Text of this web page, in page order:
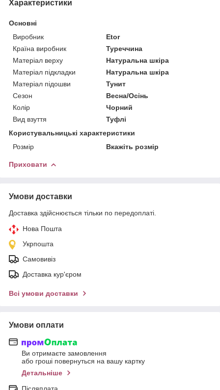
Характеристики
Основні
Виробник
Etor
Країна виробник
Туреччина
Матеріал верху
Натуральна шкіра
Матеріал підкладки
Натуральна шкіра
Матеріал підошви
Тунит
Сезон
Весна/Осінь
Колір
Чорний
Вид взуття
Туфлі
Користувальницькі характеристики
Розмір
Вкажіть розмір
Приховати
Умови доставки
Доставка здійснюється тільки по передоплаті.
Нова Пошта
Укрпошта
Самовивіз
Доставка кур'єром
Всі умови доставки
Умови оплати
Ви отримаєте замовлення
або гроші повернуться на вашу картку
Детальніше